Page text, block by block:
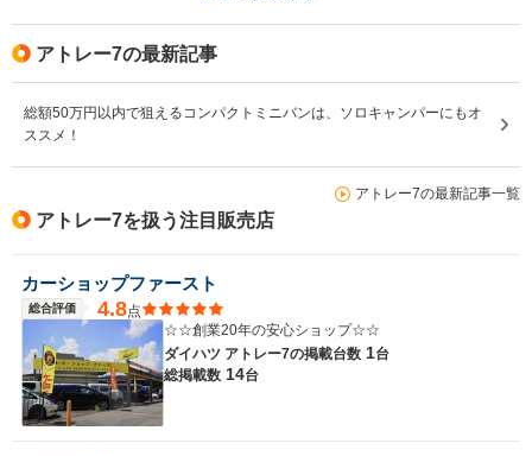
アトレー7の最新記事
総額50万円以内で狙えるコンパクトミニバンは、ソロキャンパーにもオ
ススメ！
アトレー7の最新記事一覧
アトレー7を扱う注目販売店
カーショップファースト
総合評価 4.8点
☆☆創業20年の安心ショップ☆☆
ダイハツ アトレー7の掲載台数 1台
総掲載数 14台